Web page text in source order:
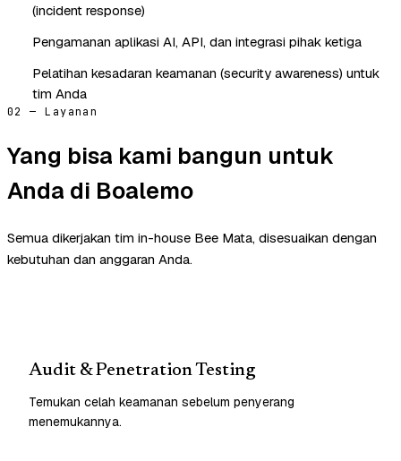
(incident response)
Pengamanan aplikasi AI, API, dan integrasi pihak ketiga
Pelatihan kesadaran keamanan (security awareness) untuk
tim Anda
02 — Layanan
Yang bisa kami bangun untuk
Anda di Boalemo
Semua dikerjakan tim in-house Bee Mata, disesuaikan dengan
kebutuhan dan anggaran Anda.
Audit & Penetration Testing
Temukan celah keamanan sebelum penyerang
menemukannya.